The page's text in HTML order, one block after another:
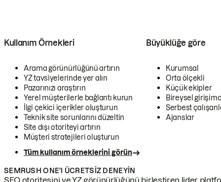
Kullanım Örnekleri
Arama görünürlüğünü artırın
YZ tavsiyelerinde yer alın
Pazarınızı araştırın
Yerel müşterilerle bağlantı kurun
İlgi çekici içerikler oluşturun
Teknik site sorunlarını düzeltin
Site dışı otoriteyi artırın
Müşteri stratejileri oluşturun
Tüm kullanım örneklerini görün
Büyüklüğe göre
Kurumsal
Orta ölçekli
Küçük ekipler
Bireysel
Serbest
Ajanslar
SEMRUSH ONE'I ÜCRETSIZ DENEYIN
SEO otoritesini ve YZ görünürlüğünü birleştiren lider